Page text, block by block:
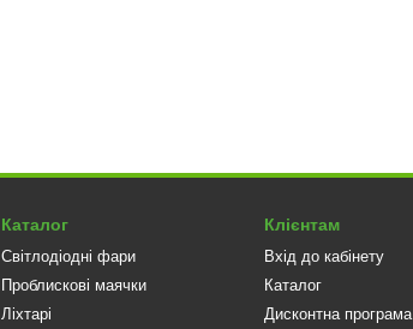
Каталог
Світлодіодні фари
Проблискові маячки
Ліхтарі
Клієнтам
Вхід до кабінету
Каталог
Дисконтна програма